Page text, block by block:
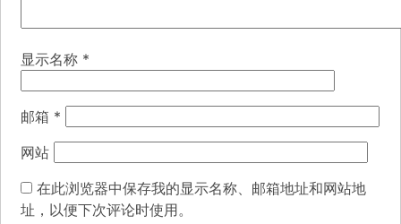
显示名称 *
邮箱 *
网站
在此浏览器中保存我的显示名称、邮箱地址和网站地
址，以便下次评论时使用。